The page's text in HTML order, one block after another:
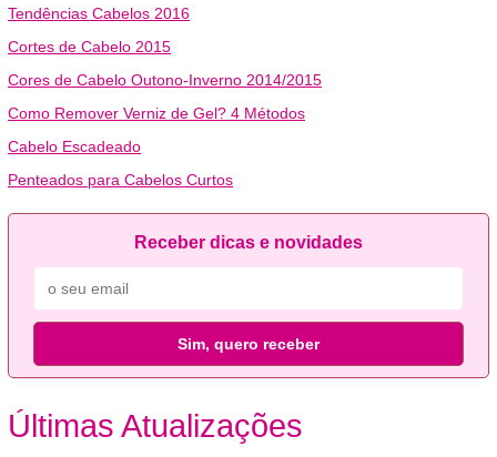
Tendências Cabelos 2016
Cortes de Cabelo 2015
Cores de Cabelo Outono-Inverno 2014/2015
Como Remover Verniz de Gel? 4 Métodos
Cabelo Escadeado
Penteados para Cabelos Curtos
Receber dicas e novidades
Sim, quero receber
Últimas Atualizações